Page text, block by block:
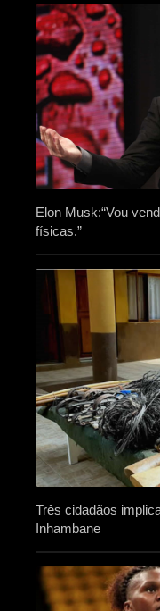
Elon Musk:“Vou
físicas.”
Três cidadãos
Inhambane